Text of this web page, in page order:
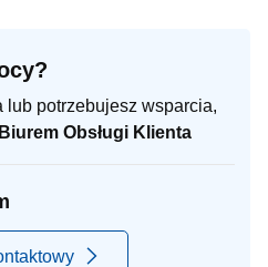
potrzebujesz wsparcia,
Biurem Obsługi Klienta